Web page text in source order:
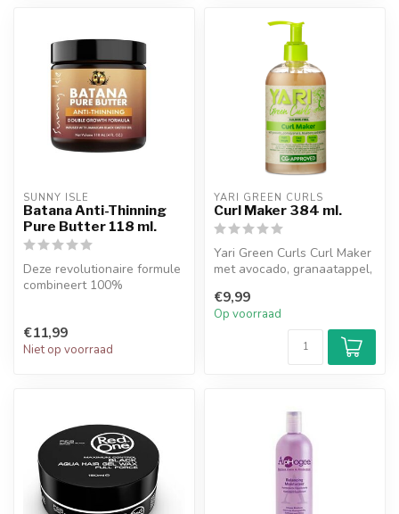
SUNNY ISLE
Batana Anti-Thinning
Pure Butter 118 ml.
Deze revolutionaire formule
combineert 100%
€11,99
Niet op voorraad
YARI GREEN CURLS
Curl Maker 384 ml.
Yari Green Curls Curl Maker
met avocado, granaatappel,
€9,99
Op voorraad